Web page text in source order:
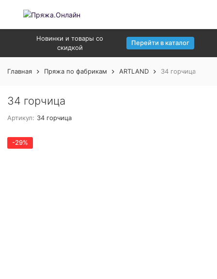
Новинки и товары со
скидкой
Перейти в каталог
Главная Пряжа по фабрикам ARTLAND 34 горчица
34 горчица
Артикул: 34 горчица
-29%